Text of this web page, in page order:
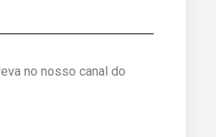
no nosso canal do